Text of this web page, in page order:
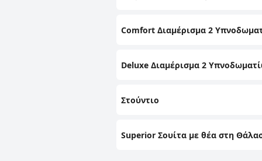
Comfort Διαμέρισμα 2
Deluxe Διαμέρισμα 2
Στούντιο
Superior Σουίτα με θέα στη